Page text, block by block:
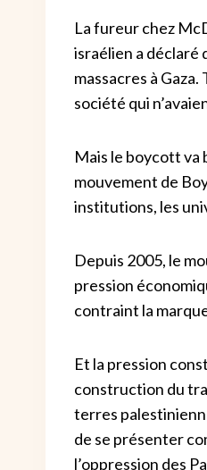
La fureur chez
israélien a déclaré
massacres à
société qui
Mais le boycott va
mouvement de
institutions, les
Depuis 2005, le
pression
contraint la
Et la pression
construction du
terres
de se présenter
l’oppression des